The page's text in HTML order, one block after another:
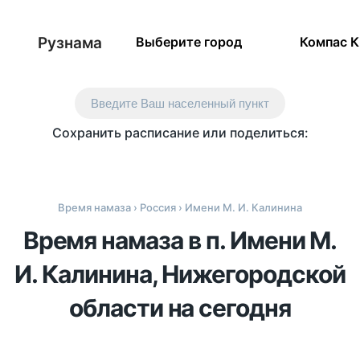
Рузнама Выберите город Компас
Введите Ваш населенный пункт
Сохранить расписание или поделиться:
Время намаза › Россия › Имени М. И. Калинина
Время намаза в п. Имени М.
И. Калинина, Нижегородской
области на сегодня